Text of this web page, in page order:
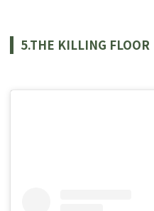
5.THE KILLING FLOOR